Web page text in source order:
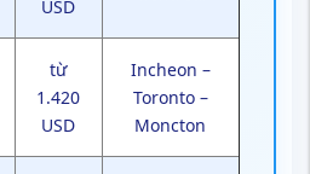
USD
từ
1.420
USD
Incheon –
Toronto –
Moncton